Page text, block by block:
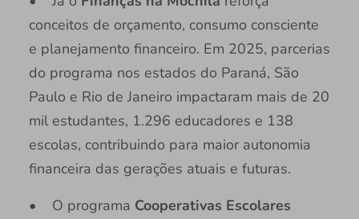
conceitos de orçamento, consumo consciente
e planejamento financeiro. Em 2025, parcerias
do programa nos estados do Paraná, São
Paulo e Rio de Janeiro impactaram mais de 20
mil estudantes, 1.296 educadores e 138
escolas, contribuindo para maior autonomia
financeira das gerações atuais e futuras.
• O programa Cooperativas Escolares